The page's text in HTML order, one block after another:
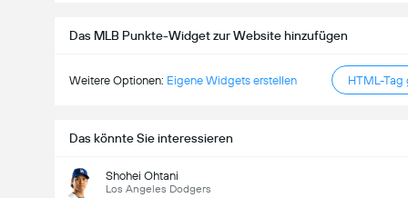
Das MLB Punkte-Widget zur Website hinzufügen
Weitere Optionen: Eigene Widgets erstellen HTML-Tag
Das könnte Sie interessieren
Shohei Ohtani
Los Angeles Dodgers